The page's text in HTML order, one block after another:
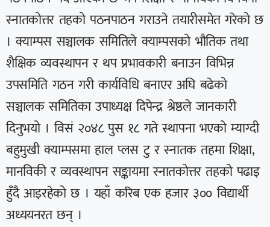
स्नातकोत्तर तहको पठनपाठन गराउने तयारीसमेत गरेको छ
। क्याम्पस सञ्चालक समितिले क्याम्पसको भौतिक तथा
शैक्षिक व्यवस्थापन र थप प्रभावकारी बनाउन विभिन्न
उपसमिति गठन गरी कार्यविधि बनाएर अघि बढेको
सञ्चालक समितिका उपाध्यक्ष दिपेन्द्र श्रेष्ठले जानकारी
दिनुभयो । विसं २०४८ पुस १८ गते स्थापना भएको म्याग्दी
बहुमुखी क्याम्पसमा हाल प्लस टु र स्नातक तहमा शिक्षा,
मानविकी र व्यवस्थापन सङ्कायमा स्नातकोत्तर तहको पढाइ
हुँदै आइरहेको छ । यहाँ करिब एक हजार ३०० विद्यार्थी
अध्ययनरत छन् ।